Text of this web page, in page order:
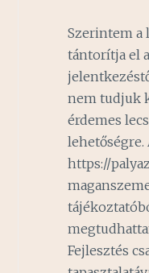
Szerintem a
tántorítja el
nem tudjuk
érdemes
lehetőségre.
https://
Fejlesztés